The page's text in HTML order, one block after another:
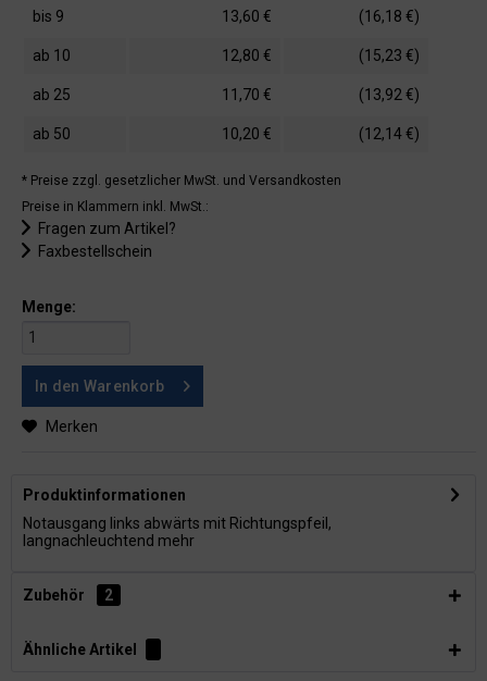
bis 9 13,60 € (16,18 €)
ab 10 12,80 € (15,23 €)
ab 25 11,70 € (13,92 €)
ab 50 10,20 € (12,14 €)
* Preise zzgl. gesetzlicher MwSt. und Versandkosten
Preise in Klammern inkl. MwSt.:
Fragen zum Artikel?
Faxbestellschein
Menge:
In den Warenkorb
Merken
Produktinformationen
Notausgang links abwärts mit Richtungspfeil,
langnachleuchtend mehr
Zubehör 2
Ähnliche Artikel